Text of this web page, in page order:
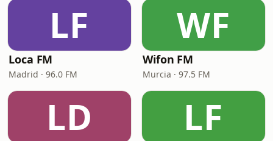
LF
Loca FM
Madrid · 96.0 FM
WF
Wifon FM
Murcia · 97.5 FM
LD LF